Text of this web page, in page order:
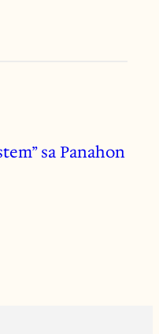
sa Panahon